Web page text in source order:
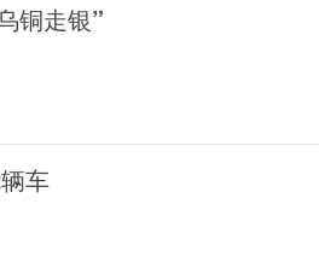
铜走银”
车